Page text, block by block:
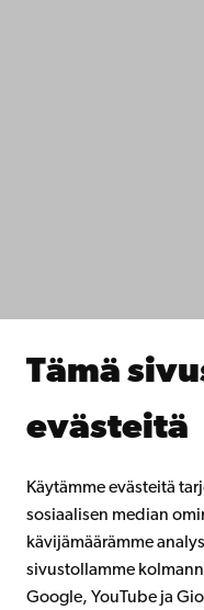
Tämä
evästeitä
Käytämme evästeitä
sosiaalisen median
kävijämäärämme
sivustollamme
Google, YouTube ja
Åbo Akademin
Lahjoita Åbo
Åbo Akademista
Facebook